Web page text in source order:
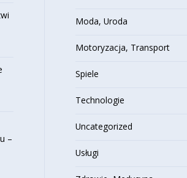
–
Moda, Uroda
Motoryzacja, Transport
Spiele
Technologie
Uncategorized
Usługi